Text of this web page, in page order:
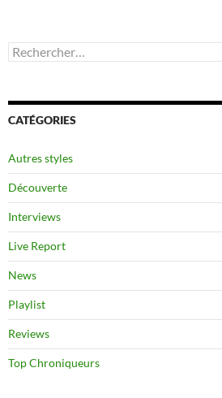
Rechercher :
CATÉGORIES
Autres styles
Découverte
Interviews
Live Report
News
Playlist
Reviews
Top Chroniqueurs